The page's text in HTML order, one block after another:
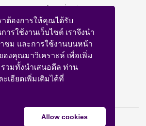
าต้องการให้คุณได้รับ
รใช้งานเว็บไซต์ เราจึงนำ
ชม และการใช้งานบนหน้า
องคุณมาวิเคราะห์ เพื่อเพิ่ม
วมทั้งนำเสนอดีล ท่าน
เอียดเพิ่มเติมได้ที่
Allow cookies
คำถามที่พบบ่อย
นโยบายความเป็นส่วนตัว
LMS